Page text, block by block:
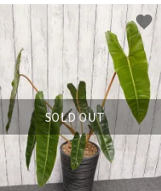
SOLD OUT
favorite